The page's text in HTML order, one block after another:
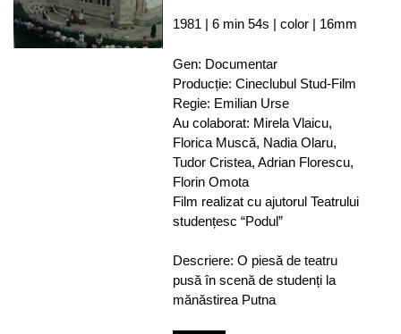
1981 | 6 min 54s | color | 16mm
Gen: Documentar
Producție: Cineclubul Stud-Film
Regie: Emilian Urse
Au colaborat: Mirela Vlaicu,
Florica Muscă, Nadia Olaru,
Tudor Cristea, Adrian Florescu,
Florin Omota
Film realizat cu ajutorul Teatrului
studențesc “Podul”
Descriere: O piesă de teatru
pusă în scenă de studenți la
mănăstirea Putna